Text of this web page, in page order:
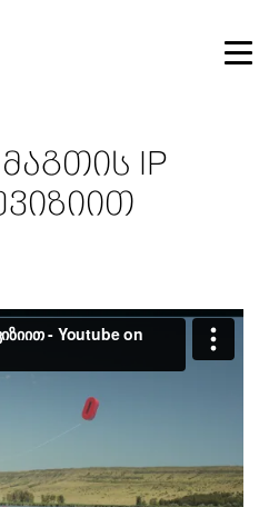
მაგთის IP